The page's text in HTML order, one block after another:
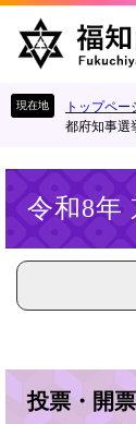
す
し
トップペー
都府知事選
令和8年
投票・開